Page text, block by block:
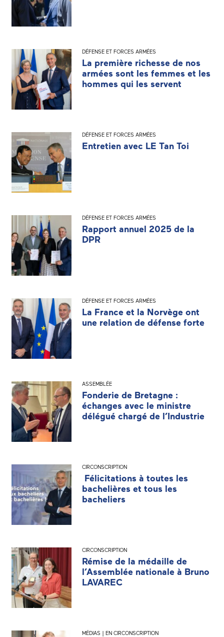
DÉFENSE ET FORCES ARMÉES
La première richesse de nos
armées sont les femmes et les
hommes qui les servent
DÉFENSE ET FORCES ARMÉES
Entretien avec LE Tan Toi
DÉFENSE ET FORCES ARMÉES
Rapport annuel 2025 de la
DPR
DÉFENSE ET FORCES ARMÉES
La France et la Norvège ont
une relation de défense forte
ASSEMBLÉE
Fonderie de Bretagne :
échanges avec le ministre
délégué chargé de l’Industrie
CIRCONSCRIPTION
Félicitations à toutes les
bachelières et tous les
bacheliers
CIRCONSCRIPTION
Rémise de la médaille de
l’Assemblée nationale à Bruno
LAVAREC
MÉDIAS | EN CIRCONSCRIPTION